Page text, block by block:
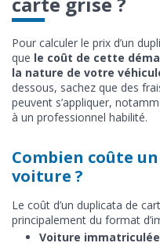
Pour calculer le prix d’un
que le coût de cette
la nature de votre
dessous, sachez que des
peuvent s’appliquer,
à un professionnel habilité.
Combien coûte
voiture ?
Le coût d’un duplicata de
principalement du format
Voiture